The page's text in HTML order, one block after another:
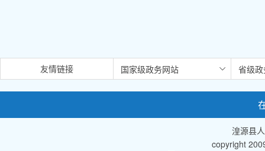
友情链接
湟源县
copyright